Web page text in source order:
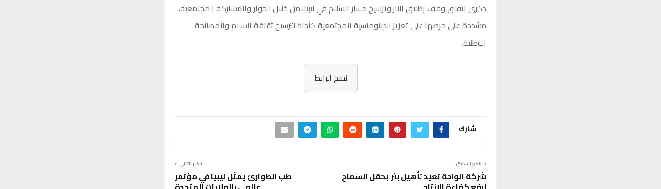
ذكرى اتفاق وقف إطلاق النار وترسيخ مسار السلام في ليبيا، من خلال الحوار والمشاركة المجتمعية،
مشددة على حرصها على تعزيز الدبلوماسية المجتمعية كأداة لترسيخ ثقافة السلام والمصالحة
الوطنية.
نسخ الرابط
شارك
الخبر السابق
شركة الواحة تعيد تأهيل بئر بحقل السماح
الخبر التالي
طب الطوارئ يمثل ليبيا في مؤتمر